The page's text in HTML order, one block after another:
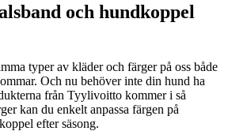
och hundkoppel
typer av kläder och färger på oss både
Och nu behöver inte din hund ha
från Tyylivoitto kommer i så
kan du enkelt anpassa färgen på
efter säsong.